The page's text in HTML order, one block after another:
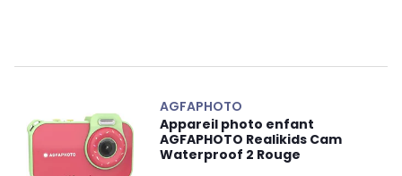
AGFAPHOTO
Appareil photo enfant
AGFAPHOTO Realikids Cam
Waterproof 2 Rouge